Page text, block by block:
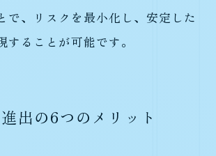
で、リスクを最小化し、安定した
することが可能です。
出の6つのメリット